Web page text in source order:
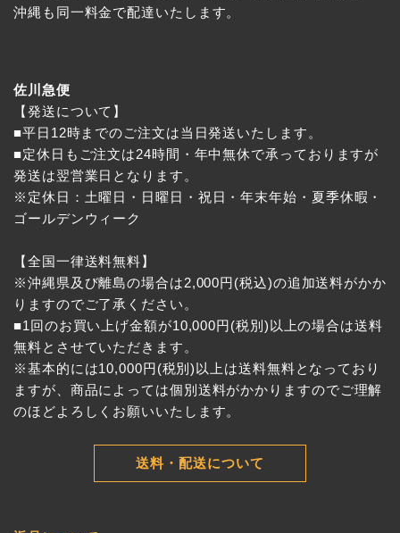
沖縄も同一料金で配達いたします。
佐川急便
【発送について】
■平日12時までのご注文は当日発送いたします。
■定休日もご注文は24時間・年中無休で承っておりますが
発送は翌営業日となります。
※定休日：土曜日・日曜日・祝日・年末年始・夏季休暇・
ゴールデンウィーク
【全国一律送料無料】
※沖縄県及び離島の場合は2,000円(税込)の追加送料がかか
りますのでご了承ください。
■1回のお買い上げ金額が10,000円(税別)以上の場合は送料
無料とさせていただきます。
※基本的には10,000円(税別)以上は送料無料となっており
ますが、商品によっては個別送料がかかりますのでご理解
のほどよろしくお願いいたします。
送料・配送について